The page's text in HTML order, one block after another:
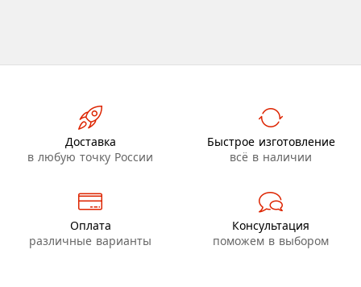
Доставка
в любую точку России
Быстрое изготовление
всё в наличии
Оплата
различные варианты
Консультация
поможем в выбором